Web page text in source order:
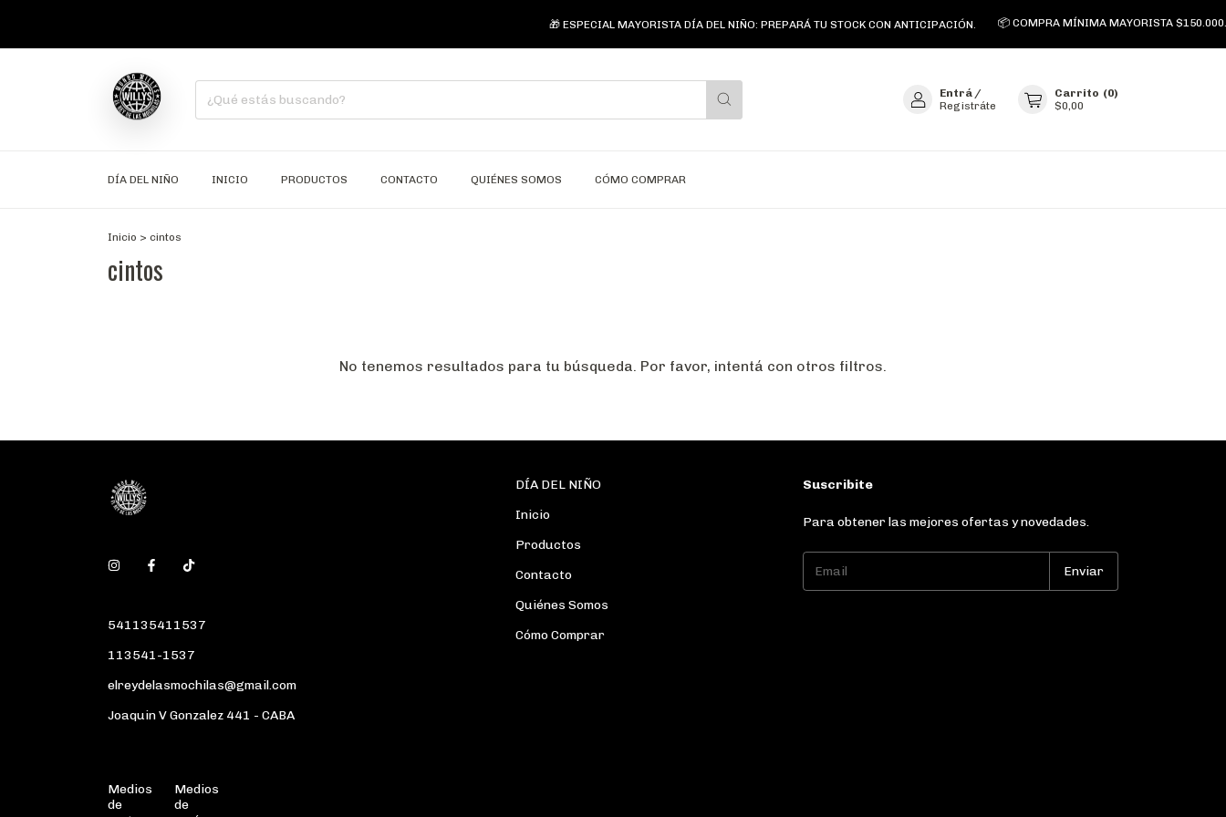
🎁 ESPECIAL MAYORISTA DÍA DEL NIÑO: PREPARÁ TU STOCK CON ANTICIPACIÓN. 📦 COMPRA MÍNIMA MAYORISTA $150.000.
Entrá /
Registráte
Carrito (0)
$0,00
DÍA DEL NIÑO INICIO PRODUCTOS CONTACTO QUIÉNES SOMOS CÓMO COMPRAR
Inicio > cintos
cintos
No tenemos resultados para tu búsqueda. Por favor, intentá con otros filtros.
541135411537
113541-1537
elreydelasmochilas@gmail.com
Joaquin V Gonzalez 441 - CABA
DÍA DEL NIÑO
Inicio
Productos
Contacto
Quiénes Somos
Cómo Comprar
Suscribite
Para obtener las mejores ofertas y novedades.
Medios
de
Medios
de